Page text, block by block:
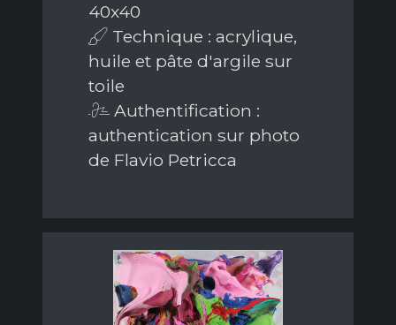
40x40
Technique : acrylique,
huile et pâte d'argile sur
toile
Authentification :
authentication sur photo
de Flavio Petricca